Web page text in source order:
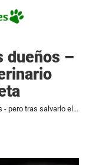
dueños –
Perro espera 1 año a los dueños - pero tras salvarlo el veterinario revela su deprimente dieta